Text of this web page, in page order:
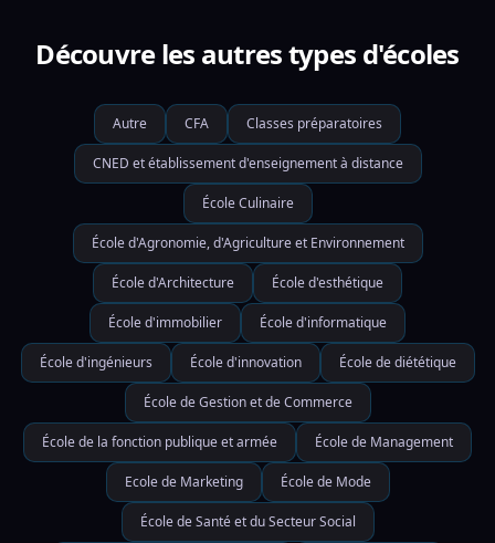
Découvre les autres types d'écoles
Autre CFA Classes préparatoires
CNED et établissement d'enseignement à distance
École Culinaire
École d'Agronomie, d'Agriculture et Environnement
École d'Architecture École d'esthétique
École d'immobilier École d'informatique
École d'ingénieurs École d'innovation École de diététique
École de Gestion et de Commerce
École de la fonction publique et armée École de Management
Ecole de Marketing École de Mode
École de Santé et du Secteur Social